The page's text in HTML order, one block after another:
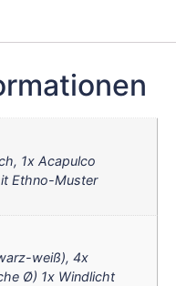
1x Acapulco
Ethno-Muster
weiß), 4x
Ø) 1x Windlicht